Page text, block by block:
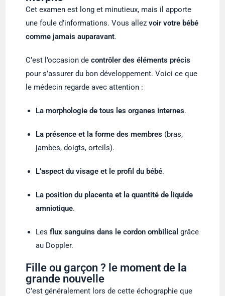
Cet examen est long et minutieux, mais il apporte
une foule d’informations. Vous allezvoir votre bébé
comme jamais auparavant.
C’est l’occasion decontrôler des éléments précis
pour s’assurer du bon développement. Voici ce que
le médecin regarde avec attention :
La morphologie de tous les organes internes.
La présence et la forme des membres (bras,
jambes, doigts, orteils).
L’aspect du visage et le profil du bébé.
La position du placenta et la quantité de liquide
amniotique.
Lesflux sanguins dans le cordon ombilical grâce
au Doppler.
Fille ou garçon ? le moment de la
grande nouvelle
C’est généralement lors de cette échographie que